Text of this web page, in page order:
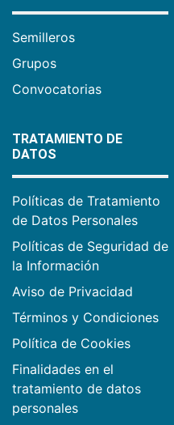
Semilleros
Grupos
Convocatorias
TRATAMIENTO DE
DATOS
Políticas de Tratamiento
de Datos Personales
Políticas de Seguridad de
la Información
Aviso de Privacidad
Términos y Condiciones
Política de Cookies
Finalidades en el
tratamiento de datos
personales